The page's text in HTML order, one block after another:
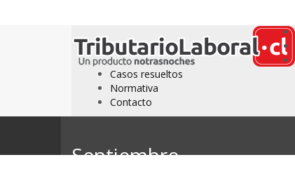
Casos resueltos
Normativa
Contacto
Septiembre